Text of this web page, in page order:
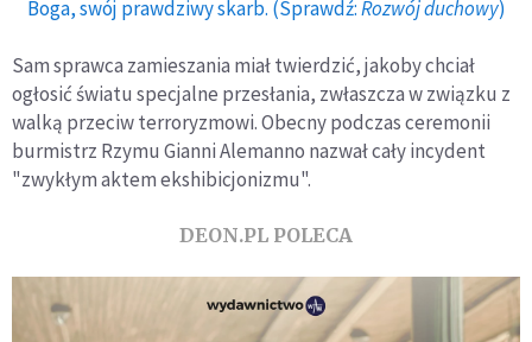
Boga, swój prawdziwy skarb. (Sprawdź:Rozwój duchowy)
Sam sprawca zamieszania miał twierdzić, jakoby chciał
ogłosić światu specjalne przesłania, zwłaszcza w związku z
walką przeciw terroryzmowi. Obecny podczas ceremonii
burmistrz Rzymu Gianni Alemanno nazwał cały incydent
"zwykłym aktem ekshibicjonizmu".
DEON.PL POLECA